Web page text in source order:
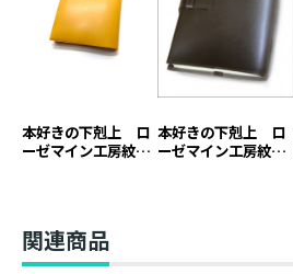
本好きの下剋上 ロ
ーゼマイン工房紋章
本好きの下剋上 ロ
ーゼマイン工房紋章
関連商品